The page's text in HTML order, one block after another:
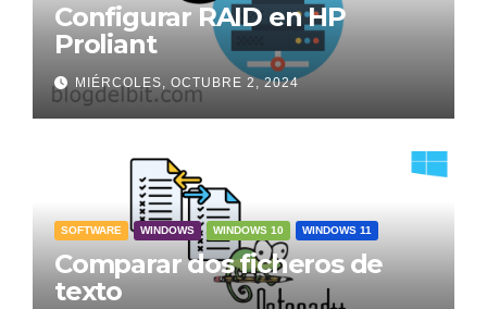
Configurar RAID en HP
Proliant
MIÉRCOLES, OCTUBRE 2, 2024
SOFTWARE WINDOWS WINDOWS 10 WINDOWS 11
Comparar dos ficheros de
texto